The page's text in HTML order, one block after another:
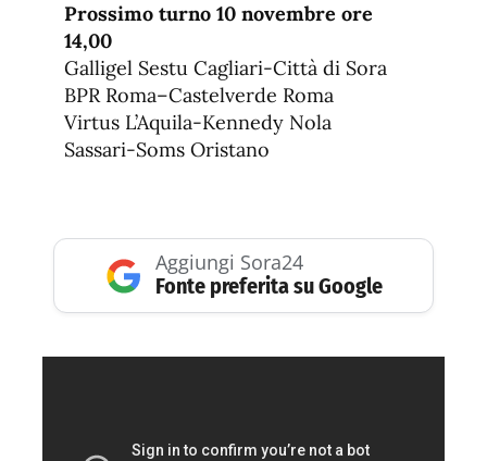
Prossimo turno 10 novembre ore
14,00
Galligel Sestu Cagliari-Città di Sora
BPR Roma–Castelverde Roma
Virtus L’Aquila-Kennedy Nola
Sassari-Soms Oristano
Aggiungi Sora24
Fonte preferita su Google